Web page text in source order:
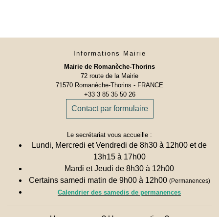
Informations Mairie
Mairie de Romanèche-Thorins
72 route de la Mairie
71570 Romanèche-Thorins - FRANCE
+33 3 85 35 50 26
Contact par formulaire
Le secrétariat vous accueille :
Lundi, Mercredi et Vendredi de 8h30 à 12h00 et de
13h15 à 17h00
Mardi et Jeudi de 8h30 à 12h00
Certains samedi matin de 9h00 à 12h00 (Permanences)
Calendrier des samedis de permanences